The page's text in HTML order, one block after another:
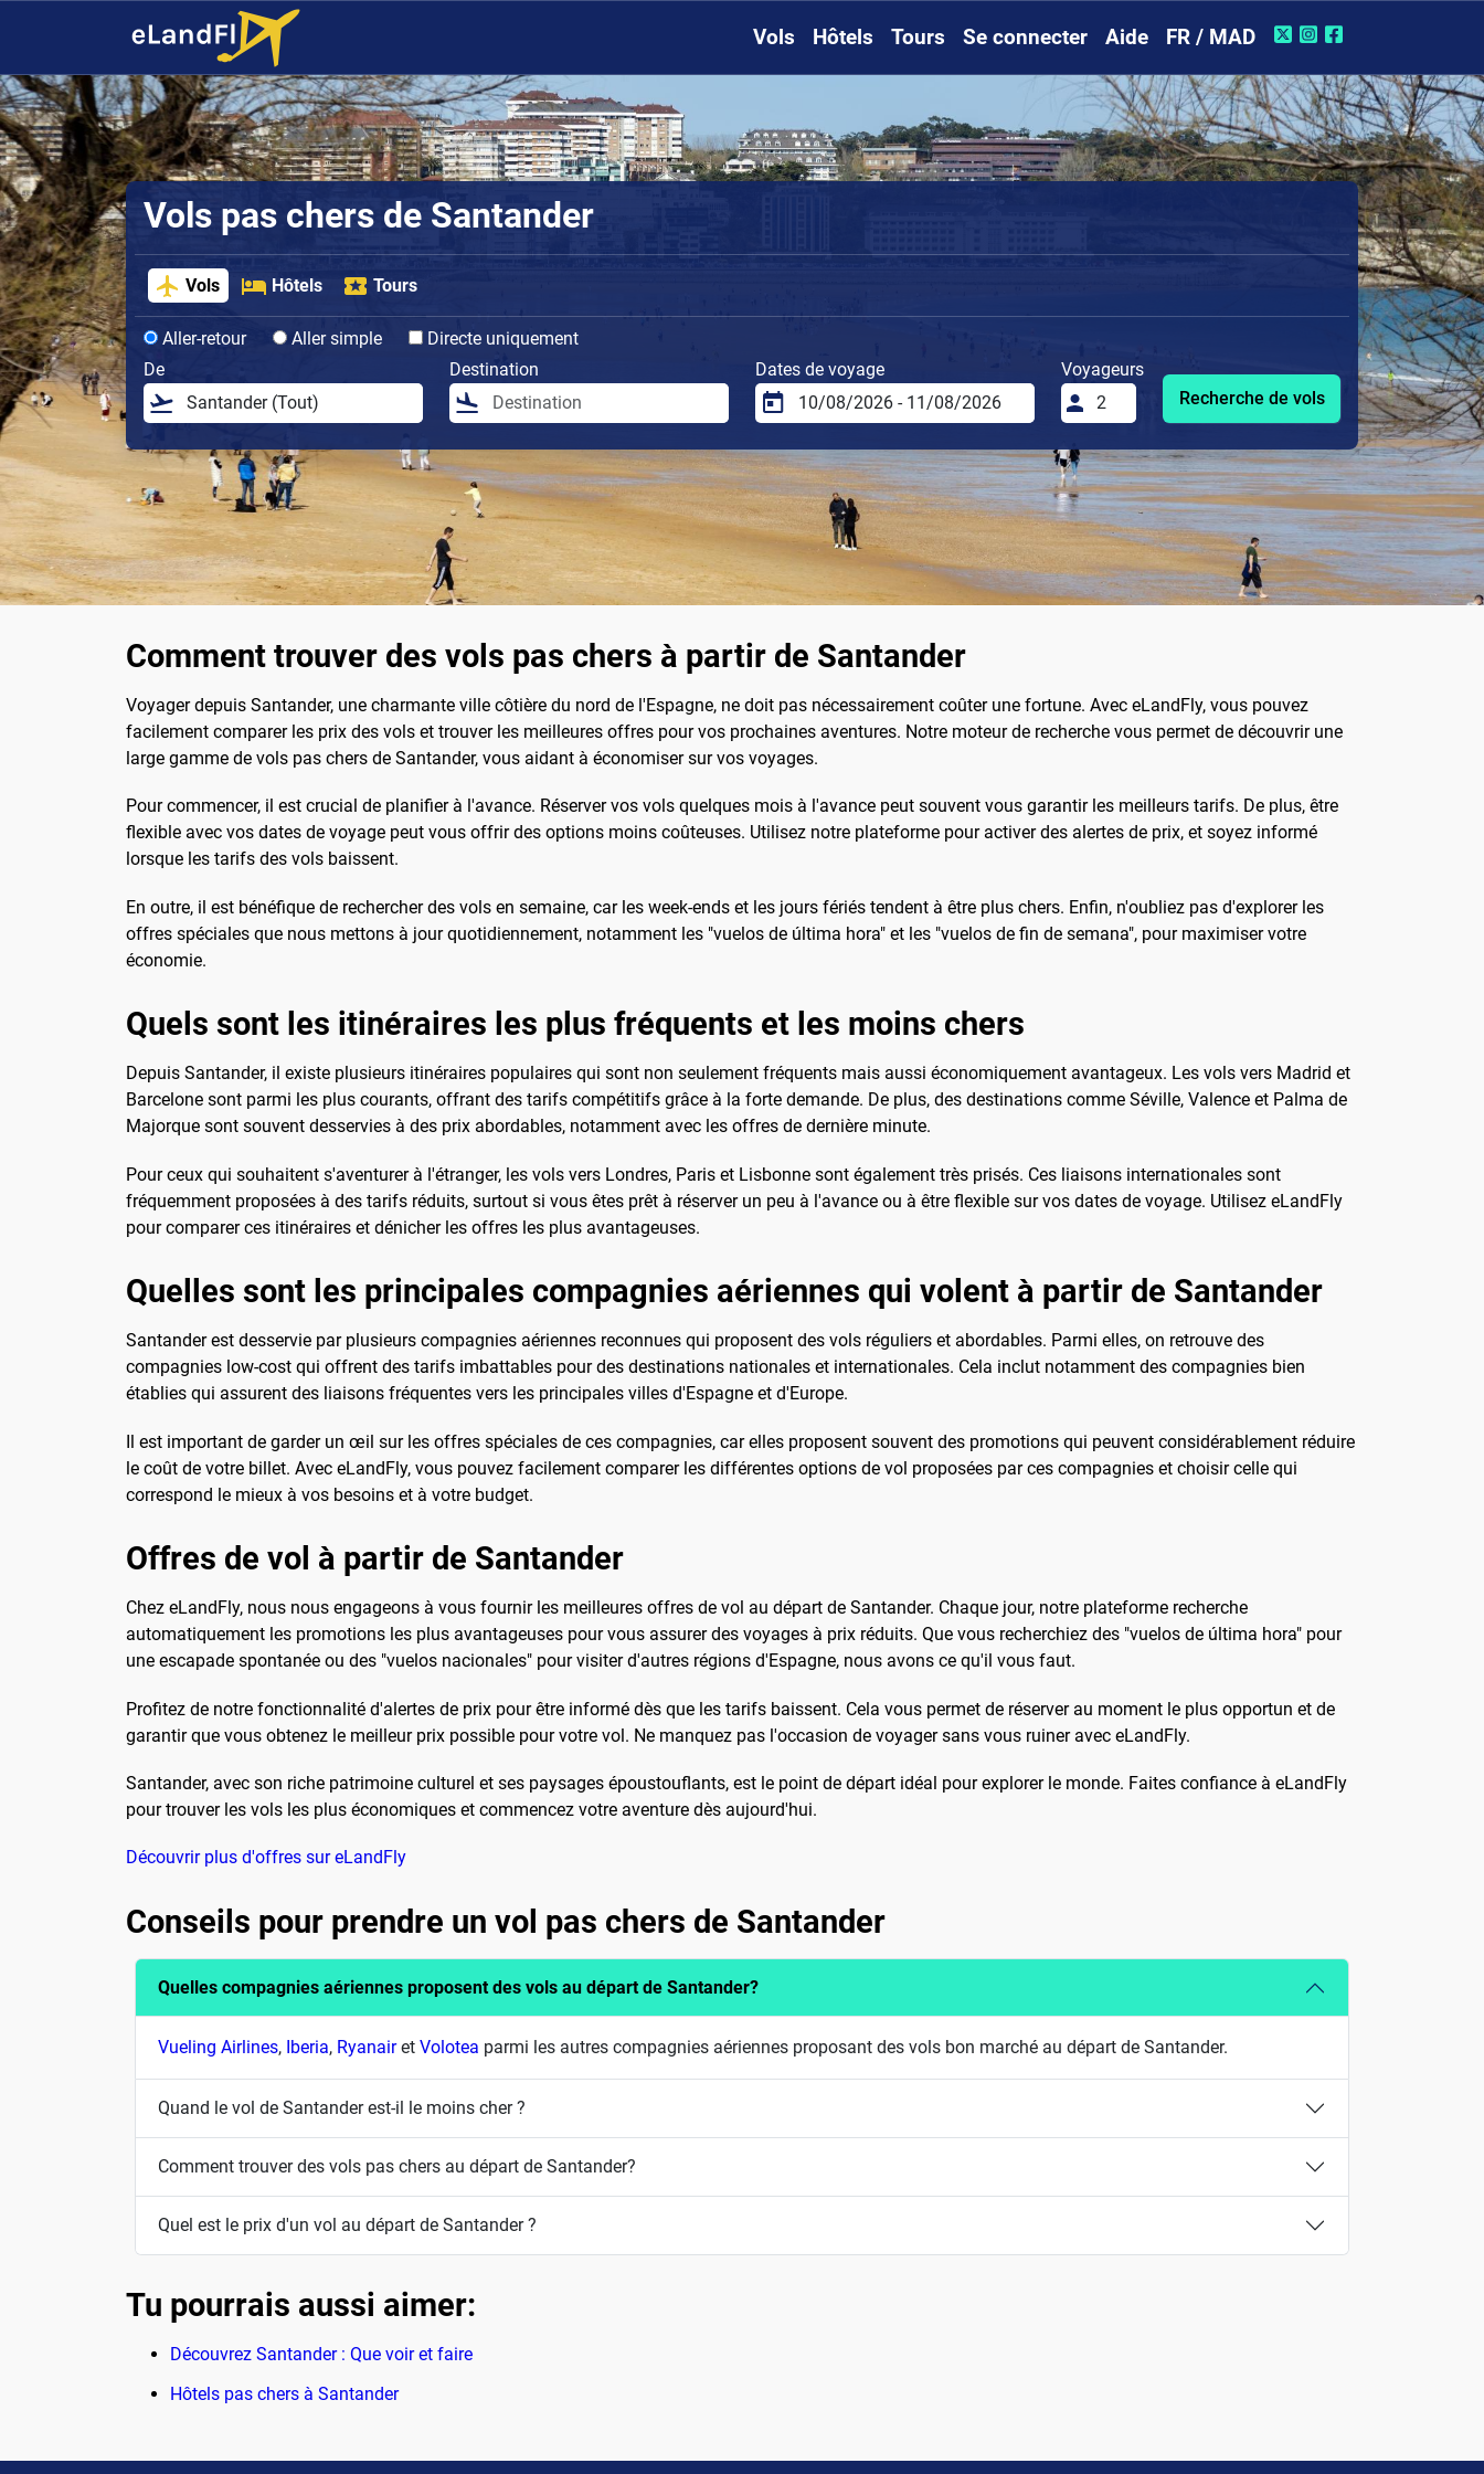
Vols Hôtels Tours Se connecter Aide FR / MAD
Vols pas chers de Santander
Vols Hôtels Tours
Aller-retour Aller simple
Directe uniquement
De
Destination Dates de voyage
Voyageurs
Recherche de vols
Comment trouver des vols pas chers à partir de Santander
Voyager depuis Santander, une charmante ville côtière du nord de l'Espagne, ne doit pas nécessairement coûter une fortune. Avec eLandFly, vous pouvez
facilement comparer les prix des vols et trouver les meilleures offres pour vos prochaines aventures. Notre moteur de recherche vous permet de découvrir une
large gamme de vols pas chers de Santander, vous aidant à économiser sur vos voyages.
Pour commencer, il est crucial de planifier à l'avance. Réserver vos vols quelques mois à l'avance peut souvent vous garantir les meilleurs tarifs. De plus, être
flexible avec vos dates de voyage peut vous offrir des options moins coûteuses. Utilisez notre plateforme pour activer des alertes de prix, et soyez informé
lorsque les tarifs des vols baissent.
En outre, il est bénéfique de rechercher des vols en semaine, car les week-ends et les jours fériés tendent à être plus chers. Enfin, n'oubliez pas d'explorer les
offres spéciales que nous mettons à jour quotidiennement, notamment les "vuelos de última hora" et les "vuelos de fin de semana", pour maximiser votre
économie.
Quels sont les itinéraires les plus fréquents et les moins chers
Depuis Santander, il existe plusieurs itinéraires populaires qui sont non seulement fréquents mais aussi économiquement avantageux. Les vols vers Madrid et
Barcelone sont parmi les plus courants, offrant des tarifs compétitifs grâce à la forte demande. De plus, des destinations comme Séville, Valence et Palma de
Majorque sont souvent desservies à des prix abordables, notamment avec les offres de dernière minute.
Pour ceux qui souhaitent s'aventurer à l'étranger, les vols vers Londres, Paris et Lisbonne sont également très prisés. Ces liaisons internationales sont
fréquemment proposées à des tarifs réduits, surtout si vous êtes prêt à réserver un peu à l'avance ou à être flexible sur vos dates de voyage. Utilisez eLandFly
pour comparer ces itinéraires et dénicher les offres les plus avantageuses.
Quelles sont les principales compagnies aériennes qui volent à partir de Santander
Santander est desservie par plusieurs compagnies aériennes reconnues qui proposent des vols réguliers et abordables. Parmi elles, on retrouve des
compagnies low-cost qui offrent des tarifs imbattables pour des destinations nationales et internationales. Cela inclut notamment des compagnies bien
établies qui assurent des liaisons fréquentes vers les principales villes d'Espagne et d'Europe.
Il est important de garder un œil sur les offres spéciales de ces compagnies, car elles proposent souvent des promotions qui peuvent considérablement réduire
le coût de votre billet. Avec eLandFly, vous pouvez facilement comparer les différentes options de vol proposées par ces compagnies et choisir celle qui
correspond le mieux à vos besoins et à votre budget.
Offres de vol à partir de Santander
Chez eLandFly, nous nous engageons à vous fournir les meilleures offres de vol au départ de Santander. Chaque jour, notre plateforme recherche
automatiquement les promotions les plus avantageuses pour vous assurer des voyages à prix réduits. Que vous recherchiez des "vuelos de última hora" pour
une escapade spontanée ou des "vuelos nacionales" pour visiter d'autres régions d'Espagne, nous avons ce qu'il vous faut.
Profitez de notre fonctionnalité d'alertes de prix pour être informé dès que les tarifs baissent. Cela vous permet de réserver au moment le plus opportun et de
garantir que vous obtenez le meilleur prix possible pour votre vol. Ne manquez pas l'occasion de voyager sans vous ruiner avec eLandFly.
Santander, avec son riche patrimoine culturel et ses paysages époustouflants, est le point de départ idéal pour explorer le monde. Faites confiance à eLandFly
pour trouver les vols les plus économiques et commencez votre aventure dès aujourd'hui.
Découvrir plus d'offres sur eLandFly
Conseils pour prendre un vol pas chers de Santander
Quelles compagnies aériennes proposent des vols au départ de Santander?
Vueling Airlines, Iberia, Ryanairet Volotea parmi les autres compagnies aériennes proposant des vols bon marché au départ de Santander.
Quand le vol de Santander est-il le moins cher ?
Comment trouver des vols pas chers au départ de Santander?
Quel est le prix d'un vol au départ de Santander ?
Tu pourrais aussi aimer:
Découvrez Santander : Que voir et faire
Hôtels pas chers à Santander